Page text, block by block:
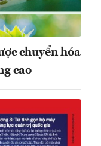
chuyển hóa
cao